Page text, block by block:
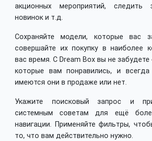
акционных мероприятий, следить
новинок и т.д.
Сохраняйте модели, которые вас
совершайте их покупку в наиболее
вас время. С Dream Box вы не забудете
которые вам понравились, и всегда
имеются они в продаже или нет.
Укажите поисковый запрос и
системным советам для ещё
навигации. Применяйте фильтры,
то, что вам действительно нужно.